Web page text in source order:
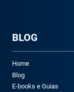
BLOG
Home
Blog
E-books e Guias